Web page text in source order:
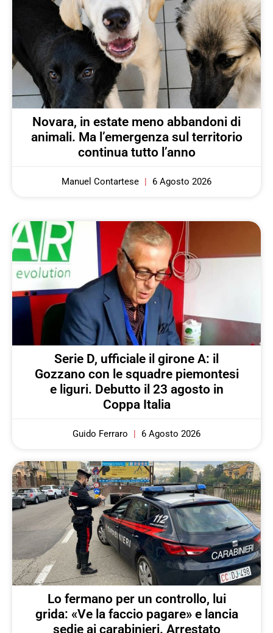
Novara, in estate meno abbandoni di
animali. Ma l’emergenza sul territorio
continua tutto l’anno
Manuel Contartese 6 Agosto 2026
Serie D, ufficiale il girone A: il
Gozzano con le squadre piemontesi
e liguri. Debutto il 23 agosto in
Coppa Italia
Guido Ferraro 6 Agosto 2026
Lo fermano per un controllo, lui
grida: «Ve la faccio pagare» e lancia
sedie ai carabinieri. Arrestato